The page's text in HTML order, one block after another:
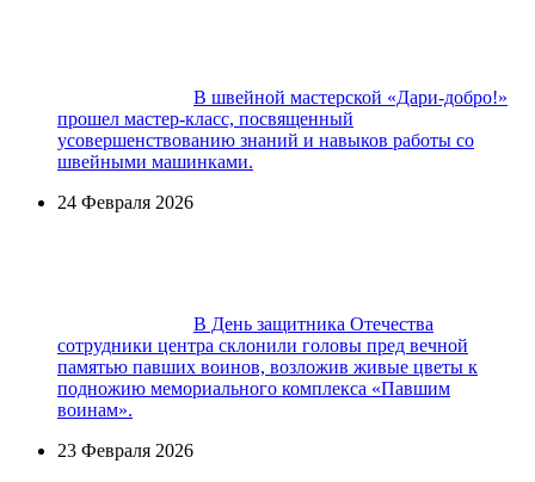
В швейной мастерской «Дари-добро!»
прошел мастер-класс, посвященный
усовершенствованию знаний и навыков работы со
швейными машинками.
24 Февраля 2026
В День защитника Отечества
сотрудники центра склонили головы пред вечной
памятью павших воинов, возложив живые цветы к
подножию мемориального комплекса «Павшим
воинам».
23 Февраля 2026